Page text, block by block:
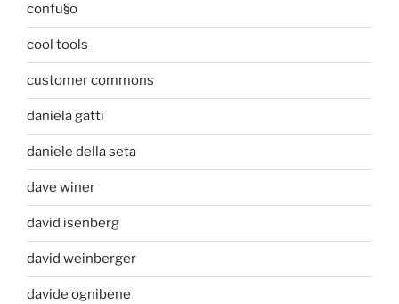
confu§o
cool tools
customer commons
daniela gatti
daniele della seta
dave winer
david isenberg
david weinberger
davide ognibene